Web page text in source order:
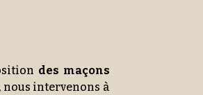
des maçons
intervenons à